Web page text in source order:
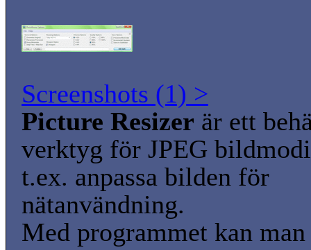
Screenshots (1) >
Picture Resizer är ett
verktyg för JPEG
t.ex. anpassa bilden för
nätanvändning.
Med programmet kan